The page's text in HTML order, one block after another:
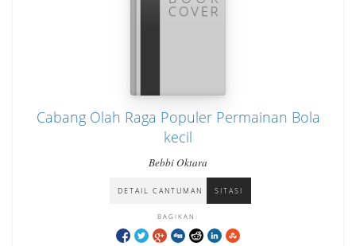
Cabang Olah Raga Populer Permainan Bola
kecil
Bebbi Oktara
DETAIL CANTUMAN SITASI
BAGIKAN: